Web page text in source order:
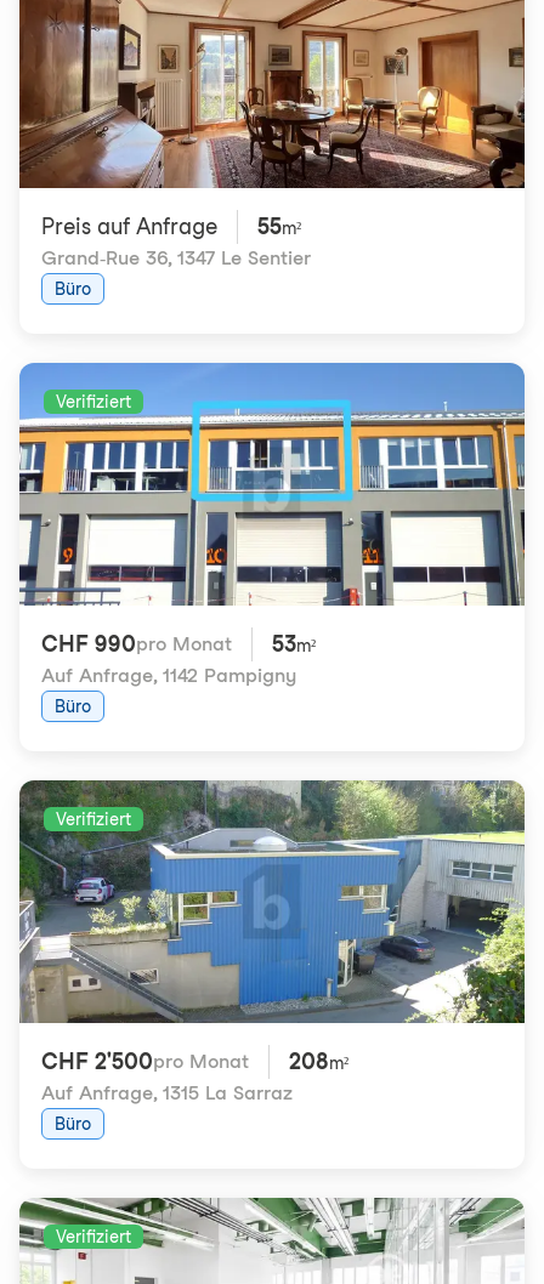
Preis auf Anfrage 55m²
Grand-Rue 36, 1347 Le Sentier
Büro
Verifiziert
CHF 990pro Monat 53m²
Auf Anfrage, 1142 Pampigny
Büro
Verifiziert
CHF 2'500pro Monat 208m²
Auf Anfrage, 1315 La Sarraz
Büro
Verifiziert